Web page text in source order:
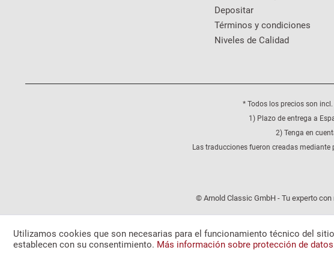
Depositar
Términos y condiciones
Niveles de Calidad
* Todos los precios son
1) Plazo de entrega a
2) Tenga en
Las traducciones fueron creadas
© Arnold Classic GmbH - Tu experto
Utilizamos cookies que son necesarias para el funcionamiento técnico del
establecen con su consentimiento. Más información sobre protección de